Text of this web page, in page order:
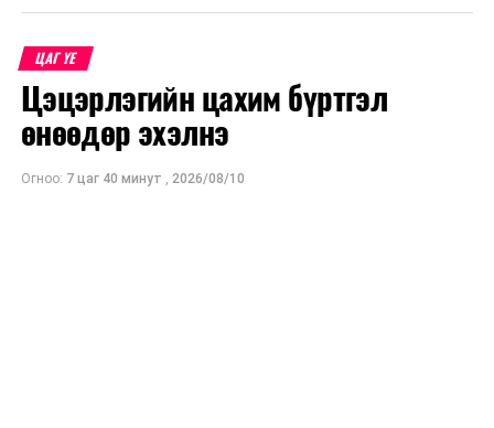
ЦАГ ҮЕ
Цэцэрлэгийн цахим бүртгэл
өнөөдөр эхэлнэ
Огноо: 7 цаг 40 минут , 2026/08/10